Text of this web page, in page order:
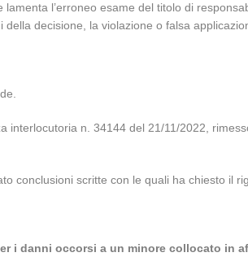
l’erroneo esame del titolo di
decisione, la violazione o falsa
n. 34144 del 21/11/2022,
conclusioni scritte con le quali ha chiesto il
i danni occorsi a un minore collocato in